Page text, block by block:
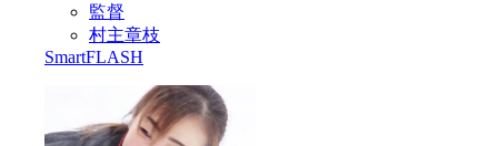
監督
村主章枝
SmartFLASH